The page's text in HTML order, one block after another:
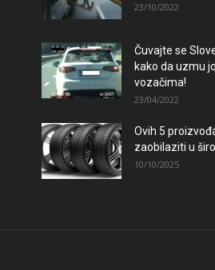
23/10/2022
Čuvajte se
kako da uzmu
vozačima!
23/04/2022
Ovih 5
zaobilaziti u
10/10/2025